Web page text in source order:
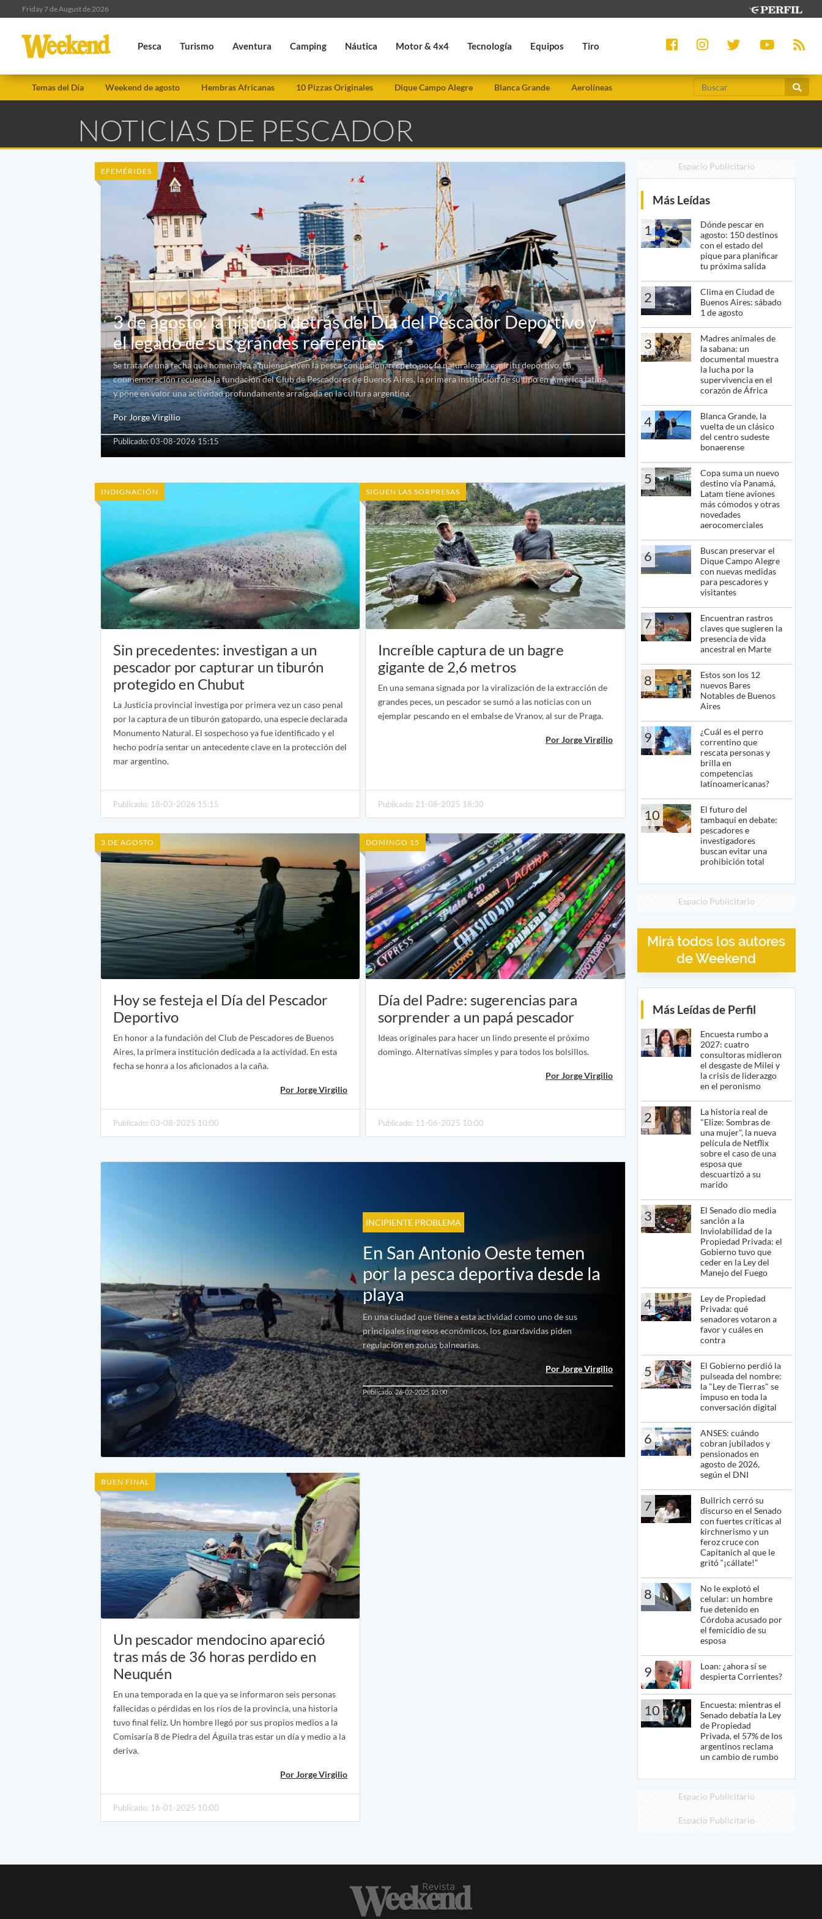
Friday 7 de August de 2026
Pesca Turismo Aventura Camping Náutica Motor & 4x4 Tecnología Equipos Tiro
Temas del Día Weekend de agosto Hembras Africanas 10 Pizzas Originales Dique Campo Alegre Blanca Grande Aerolíneas
NOTICIAS DE PESCADOR
EFEMÉRIDES
3 de agosto: la historia detrás del Día del Pescador Deportivo y
el legado de sus grandes referentes
Se trata de una fecha que homenajea a quienes viven la pesca con pasión, respeto por la naturaleza y espíritu deportivo. La
conmemoración recuerda la fundación del Club de Pescadores de Buenos Aires, la primera institución de su tipo en América latina,
y pone en valor una actividad profundamente arraigada en la cultura argentina.
Por Jorge Virgilio
Publicado: 03-08-2026 15:15
INDIGNACIÓN
Sin precedentes: investigan a un
pescador por capturar un tiburón
protegido en Chubut
La Justicia provincial investiga por primera vez un caso penal
por la captura de un tiburón gatopardo, una especie declarada
Monumento Natural. El sospechoso ya fue identificado y el
hecho podría sentar un antecedente clave en la protección del
mar argentino.
Publicado: 18-03-2026 15:15
SIGUEN LAS SORPRESAS
Increíble captura de un bagre
gigante de 2,6 metros
En una semana signada por la viralización de la extracción de
grandes peces, un pescador se sumó a las noticias con un
ejemplar pescando en el embalse de Vranov, al sur de Praga.
Por Jorge Virgilio
Publicado: 21-08-2025 18:30
3 DE AGOSTO
Hoy se festeja el Día del Pescador
Deportivo
En honor a la fundación del Club de Pescadores de Buenos
Aires, la primera institución dedicada a la actividad. En esta
fecha se honra a los aficionados a la caña.
Por Jorge Virgilio
Publicado: 03-08-2025 10:00
DOMINGO 15
Día del Padre: sugerencias para
sorprender a un papá pescador
Ideas originales para hacer un lindo presente el próximo
domingo. Alternativas simples y para todos los bolsillos.
Por Jorge Virgilio
Publicado: 11-06-2025 10:00
INCIPIENTE PROBLEMA
En San Antonio Oeste temen
por la pesca deportiva desde la
playa
En una ciudad que tiene a esta actividad como uno de sus
principales ingresos económicos, los guardavidas piden
regulación en zonas balnearias.
Por Jorge Virgilio
Publicado: 26-02-2025 10:00
BUEN FINAL
Un pescador mendocino apareció
tras más de 36 horas perdido en
Neuquén
En una temporada en la que ya se informaron seis personas
fallecidas o pérdidas en los ríos de la provincia, una historia
tuvo final feliz. Un hombre llegó por sus propios medios a la
Comisaría 8 de Piedra del Águila tras estar un día y medio a la
deriva.
Por Jorge Virgilio
Publicado: 16-01-2025 10:00
Espacio Publicitario
Más Leídas
1
Dónde pescar en
agosto: 150 destinos
con el estado del
pique para planificar
tu próxima salida
2
Clima en Ciudad de
Buenos Aires: sábado
1 de agosto
3
Madres animales de
la sabana: un
documental muestra
la lucha por la
supervivencia en el
corazón de África
4
Blanca Grande, la
vuelta de un clásico
del centro sudeste
bonaerense
5
Copa suma un nuevo
destino vía Panamá,
Latam tiene aviones
más cómodos y otras
novedades
aerocomerciales
6
Buscan preservar el
Dique Campo Alegre
con nuevas medidas
para pescadores y
visitantes
7
Encuentran rastros
claves que sugieren la
presencia de vida
ancestral en Marte
8
Estos son los 12
nuevos Bares
Notables de Buenos
Aires
9
¿Cuál es el perro
correntino que
rescata personas y
brilla en
competencias
latinoamericanas?
10
El futuro del
tambaqui en debate:
pescadores e
investigadores
buscan evitar una
prohibición total
Espacio Publicitario
Mirá todos los autores
de Weekend
Más Leídas de Perfil
1
Encuesta rumbo a
2027: cuatro
consultoras midieron
el desgaste de Milei y
la crisis de liderazgo
en el peronismo
2
La historia real de
"Elize: Sombras de
una mujer", la nueva
película de Netflix
sobre el caso de una
esposa que
descuartizó a su
marido
3
El Senado dio media
sanción a la
Inviolabilidad de la
Propiedad Privada: el
Gobierno tuvo que
ceder en la Ley del
Manejo del Fuego
4
Ley de Propiedad
Privada: qué
senadores votaron a
favor y cuáles en
contra
5
El Gobierno perdió la
pulseada del nombre:
la "Ley de Tierras" se
impuso en toda la
conversación digital
6
ANSES: cuándo
cobran jubilados y
pensionados en
agosto de 2026,
según el DNI
7
Bullrich cerró su
discurso en el Senado
con fuertes críticas al
kirchnerismo y un
feroz cruce con
Capitanich al que le
gritó “¡cállate!”
8
No le explotó el
celular: un hombre
fue detenido en
Córdoba acusado por
el femicidio de su
esposa
9
Loan: ¿ahora sí se
despierta Corrientes?
10
Encuesta: mientras el
Senado debatía la Ley
de Propiedad
Privada, el 57% de los
argentinos reclama
un cambio de rumbo
Espacio Publicitario
Espacio Publicitario